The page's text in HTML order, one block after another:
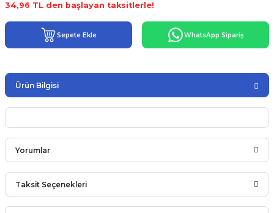
34,96 TL den başlayan taksitlerle!
Sepete Ekle WhatsApp Sipariş
Ürün Bilgisi
Yorumlar
Bu ürüne ilk yorumu siz yapın!
Taksit Seçenekleri